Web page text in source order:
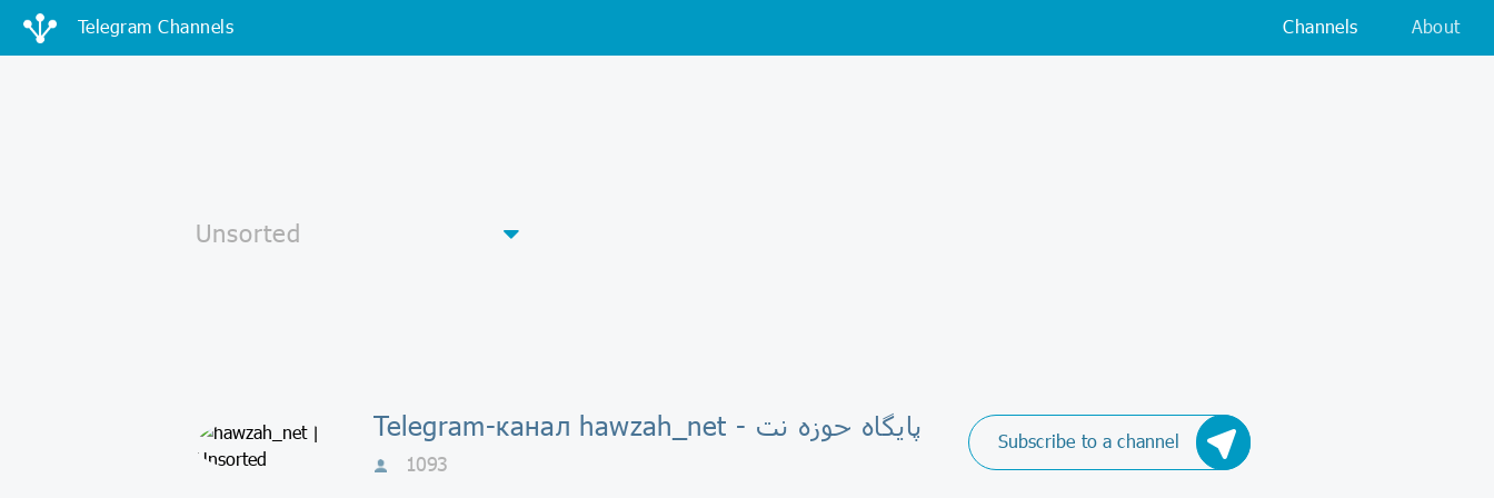
Telegram Channels Channels About
Subscribe to a channel Telegram-канал hawzah_net - پایگاه حوزه نت
1093